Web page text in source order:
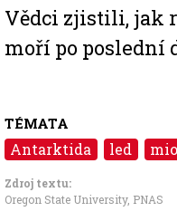
Vědci zjistili, jak
moří po poslední
TÉMATA
Antarktida led
Zdroj textu:
Oregon State University, PNAS